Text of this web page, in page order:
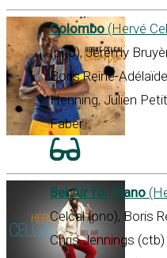
Colombo (Hervé
(pno), Jérémy
Boris Reine-
Henning, Julien
Faber
Bel Air for Piano
Celcal (pno), Boris
Chris Jennings